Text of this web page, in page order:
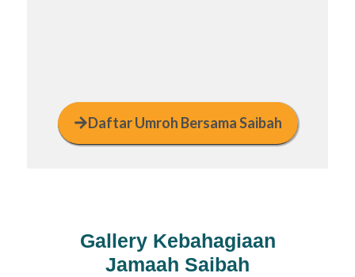
Daftar Umroh Bersama Saibah
Gallery Kebahagiaan
Jamaah Saibah